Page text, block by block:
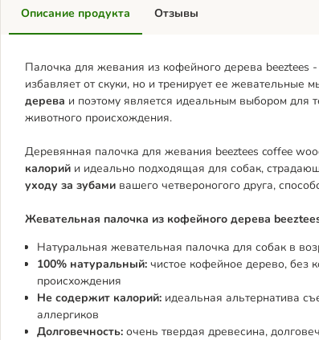
Описание продукта
Палочка для жевания из кофейного дерева beeztees
избавляет от скуки, но и тренирует ее жевательные
дерева и поэтому является идеальным выбором для
животного происхождения.
Деревянная палочка для жевания beeztees coffee
калорий и идеально подходящая для собак,
уходу за зубами вашего четвероногого друга,
Жевательная палочка из кофейного дерева
Натуральная жевательная палочка для собак в
100% натуральный: чистое кофейное дерево, без
происхождения
Не содержит калорий: идеальная альтернатива
аллергиков
Долговечность: очень твердая древесина,
Отзывы